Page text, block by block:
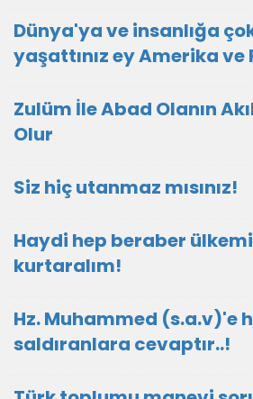
Dünya'ya ve insanlığa
yaşattınız ey Amerika ve
Zulüm İle Abad Olanın
Olur
Siz hiç utanmaz mısınız!
Haydi hep beraber
kurtaralım!
Hz. Muhammed (s.a.v)'e
saldıranlara cevaptır..!